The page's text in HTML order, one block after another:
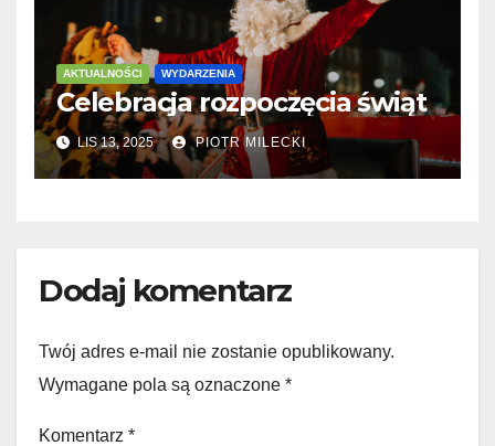
AKTUALNOŚCI WYDARZENIA
Celebracja rozpoczęcia świąt
LIS 13, 2025 PIOTR MILECKI
Dodaj komentarz
Twój adres e-mail nie zostanie opublikowany.
Wymagane pola są oznaczone *
Komentarz *